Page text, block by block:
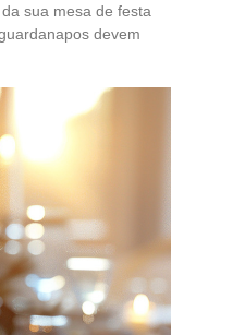
sua mesa de festa
devem